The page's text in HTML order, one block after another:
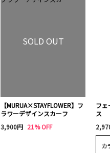
SOLD OUT
【MURUA×STAYFLOWER】フ
ラワーデザインスカーフ
3,900円 21% OFF
フェ
ス